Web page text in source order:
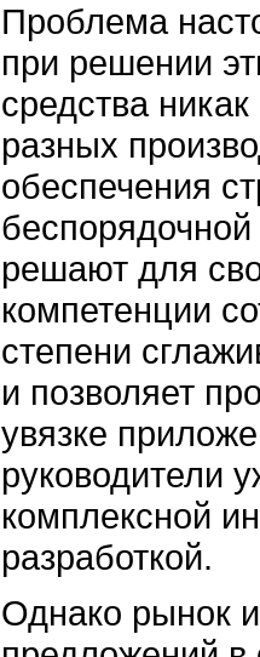
Проблема
при решении
средства
разных
обеспечения
решают для
компетенции
степени
и позволяет
увязке
руководители
комплексной
разработкой.
Однако рынок